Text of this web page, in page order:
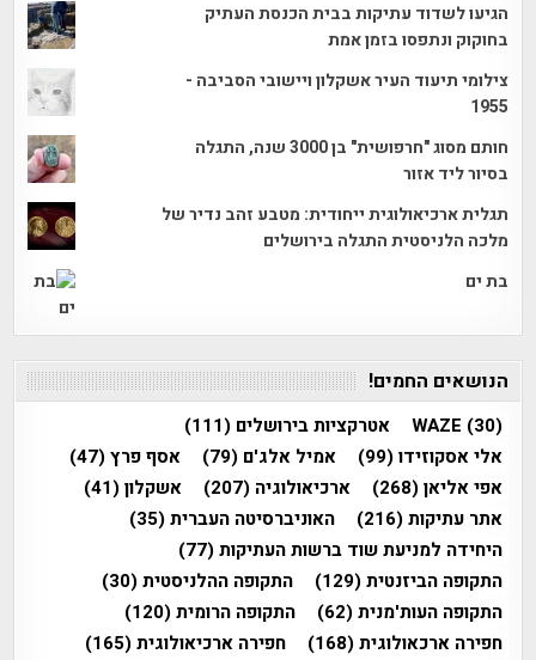
הגיעו לשדוד עתיקות בבית הכנסת העתיק
בחוקוק ונתפסו בזמן אמת
צילומי תיעוד העיר אשקלון ויישובי הסביבה -
1955
חותם מסוג "חרפושית" בן 3000 שנה, התגלה
בסיור ליד אזור
תגלית ארכיאולוגית ייחודית: מטבע זהב נדיר של
מלכה הלניסטית התגלה בירושלים
בת ים
הנושאים החמים!
WAZE (30) אטרקציות בירושלים (111)
אלי אסקוזידו(99) אמיל אלג'ם (79) אסף פרץ(47)
אפי אליאן(268) ארכיאולוגיה (207) אשקלון(41)
אתר עתיקות(216) האוניברסיטה העברית(35)
היחידה למניעת שוד ברשות העתיקות(77)
התקופה הביזנטית(129) התקופה ההלניסטית(30)
התקופה העות'מנית(62) התקופה הרומית(120)
חפירה ארכאולוגית(168) חפירה ארכיאולוגית(165)